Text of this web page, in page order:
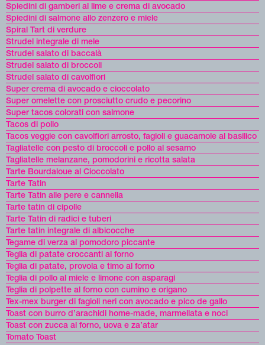
Spiedini di gamberi al lime e crema di avocado
Spiedini di salmone allo zenzero e miele
Spiral Tart di verdure
Strudel integrale di mele
Strudel salato di baccalà
Strudel salato di broccoli
Strudel salato di cavolfiori
Super crema di avocado e cioccolato
Super omelette con prosciutto crudo e pecorino
Super tacos colorati con salmone
Tacos di pollo
Tacos veggie con cavolfiori arrosto, fagioli e guacamole al basilico
Tagliatelle con pesto di broccoli e pollo al sesamo
Tagliatelle melanzane, pomodorini e ricotta salata
Tarte Bourdaloue al Cioccolato
Tarte Tatin
Tarte Tatin alle pere e cannella
Tarte tatin di cipolle
Tarte Tatin di radici e tuberi
Tarte tatin integrale di albicocche
Tegame di verza al pomodoro piccante
Teglia di patate croccanti al forno
Teglia di patate, provola e timo al forno
Teglia di pollo al miele e limone con asparagi
Teglia di polpette al forno con cumino e origano
Tex-mex burger di fagioli neri con avocado e pico de gallo
Toast con burro d’arachidi home-made, marmellata e noci
Toast con zucca al forno, uova e za’atar
Tomato Toast